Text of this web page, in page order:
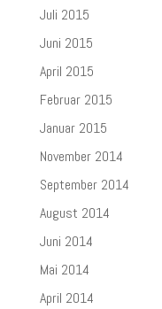
Juli 2015
Juni 2015
April 2015
Februar 2015
Januar 2015
November 2014
September 2014
August 2014
Juni 2014
Mai 2014
April 2014